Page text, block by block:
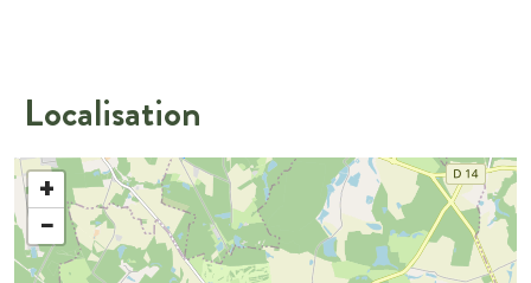
Localisation
+
−